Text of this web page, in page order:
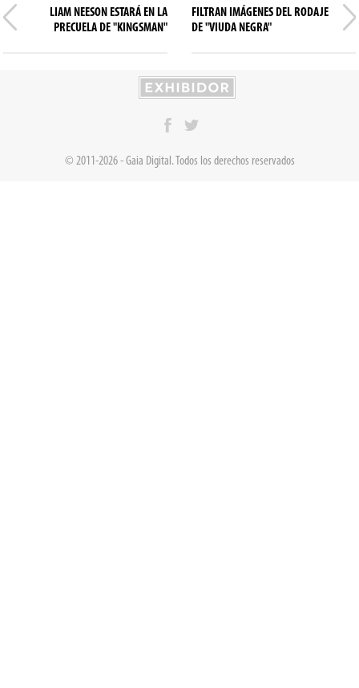
LIAM NEESON ESTARÁ EN LA
PRECUELA DE "KINGSMAN"
FILTRAN IMÁGENES DEL RODAJE
DE "VIUDA NEGRA"
© 2011-2026 - Gaia Digital. Todos los derechos reservados